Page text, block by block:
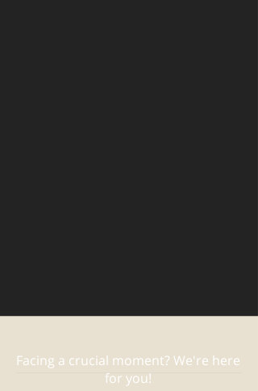
Facing a crucial moment? We're here
for you!